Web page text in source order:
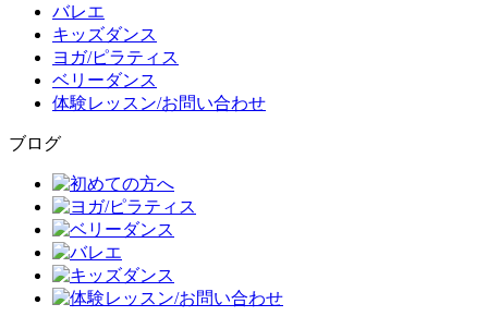
バレエ
キッズダンス
ヨガ/ピラティス
ベリーダンス
体験レッスン/お問い合わせ
ブログ